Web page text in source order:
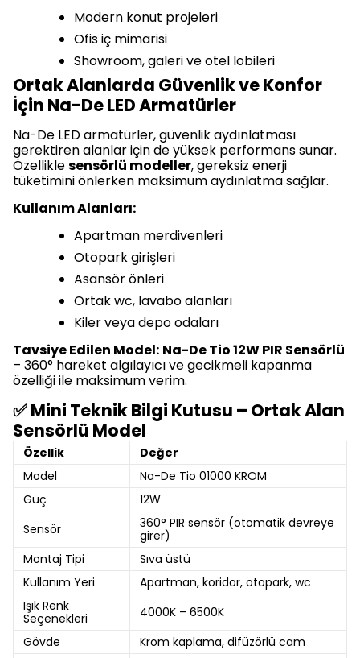
Modern konut projeleri
Ofis iç mimarisi
Showroom, galeri ve otel lobileri
Ortak Alanlarda Güvenlik ve Konfor
İçin Na-De LED Armatürler
Na-De LED armatürler, güvenlik aydınlatması
gerektiren alanlar için de yüksek performans sunar.
Özelliklesensörlü modeller, gereksiz enerji
tüketimini önlerken maksimum aydınlatma sağlar.
Kullanım Alanları:
Apartman merdivenleri
Otopark girişleri
Asansör önleri
Ortak wc, lavabo alanları
Kiler veya depo odaları
Tavsiye Edilen Model: Na-De Tio 12W PIR Sensörlü
– 360° hareket algılayıcı ve gecikmeli kapanma
özelliği ile maksimum verim.
✅ Mini Teknik Bilgi Kutusu – Ortak Alan
Sensörlü Model
Özellik
Değer
Model
Na-De Tio 01000 KROM
Güç
12W
Sensör
360° PIR sensör (otomatik devreye
girer)
Montaj Tipi
Sıva üstü
Kullanım Yeri
Apartman, koridor, otopark, wc
Işık Renk
Seçenekleri
4000K – 6500K
Gövde
Krom kaplama, difüzörlü cam